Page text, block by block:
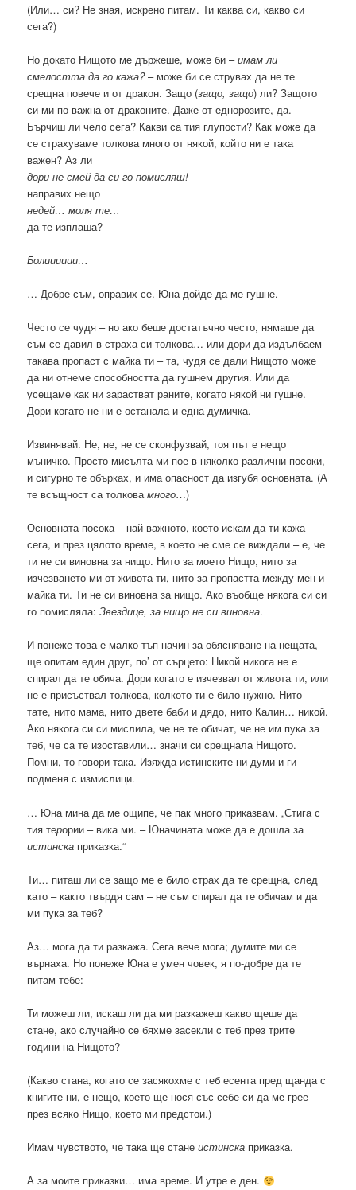
(Или… си? Не зная, искрено питам. Ти каква си, какво си
сега?)
Но докато Нищото ме държеше, може би –имам ли
смелостта да го кажа?– може би се струвах да не те
срещна повече и от дракон. Защо (защо, защо) ли? Защото
си ми по-важна от драконите. Даже от еднорозите, да.
Бърчиш ли чело сега? Какви са тия глупости? Как може да
се страхуваме толкова много от някой, който ни е така
важен? Аз ли
дори не смей да си го помисляш!
направих нещо
недей… моля те…
да те изплаша?
Болииииии…
… Добре съм, оправих се. Юна дойде да ме гушне.
Често се чудя – но ако беше достатъчно често, нямаше да
съм се давил в страха си толкова… или дори да издълбаем
такава пропаст с майка ти – та, чудя се дали Нищото може
да ни отнеме способността да гушнем другия. Или да
усещаме как ни зарастват раните, когато някой ни гушне.
Дори когато не ни е останала и една думичка.
Извинявай. Не, не, не се сконфузвай, тоя път е нещо
мъничко. Просто мисълта ми пое в няколко различни посоки,
и сигурно те обърках, и има опасност да изгубя основната. (А
те всъщност са толковамного…)
Основната посока – най-важното, което искам да ти кажа
сега, и през цялото време, в което не сме се виждали – е, че
ти не си виновна за нищо. Нито за моето Нищо, нито за
изчезването ми от живота ти, нито за пропастта между мен и
майка ти. Ти не си виновна за нищо. Ако въобще някога си си
го помисляла: Звездице, за нищо не си виновна.
И понеже това е малко тъп начин за обясняване на нещата,
ще опитам един друг, по’ от сърцето: Никой никога не е
спирал да те обича. Дори когато е изчезвал от живота ти, или
не е присъствал толкова, колкото ти е било нужно. Нито
тате, нито мама, нито двете баби и дядо, нито Калин… никой.
Ако някога си си мислила, че не те обичат, че не им пука за
теб, че са те изоставили… значи си срещнала Нищото.
Помни, то говори така. Изяжда истинските ни думи и ги
подменя с измислици.
… Юна мина да ме ощипе, че пак много приказвам. „Стига с
тия терории – вика ми. – Юначината може да е дошла за
истинска приказка.“
Ти… питаш ли се защо ме е било страх да те срещна, след
като – както твърдя сам – не съм спирал да те обичам и да
ми пука за теб?
Аз… мога да ти разкажа. Сега вече мога; думите ми се
върнаха. Но понеже Юна е умен човек, я по-добре да те
питам тебе:
Ти можеш ли, искаш ли да ми разкажеш какво щеше да
стане, ако случайно се бяхме засекли с теб през трите
години на Нищото?
(Какво стана, когато се засякохме с теб есента пред щанда с
книгите ни, е нещо, което ще нося със себе си да ме грее
през всяко Нищо, което ми предстои.)
Имам чувството, че така ще станеистинска приказка.
А за моите приказки… има време. И утре е ден.